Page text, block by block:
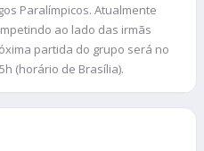
Paralímpicos. Atualmente
ao lado das irmãs
partida do grupo será no
(horário de Brasília).